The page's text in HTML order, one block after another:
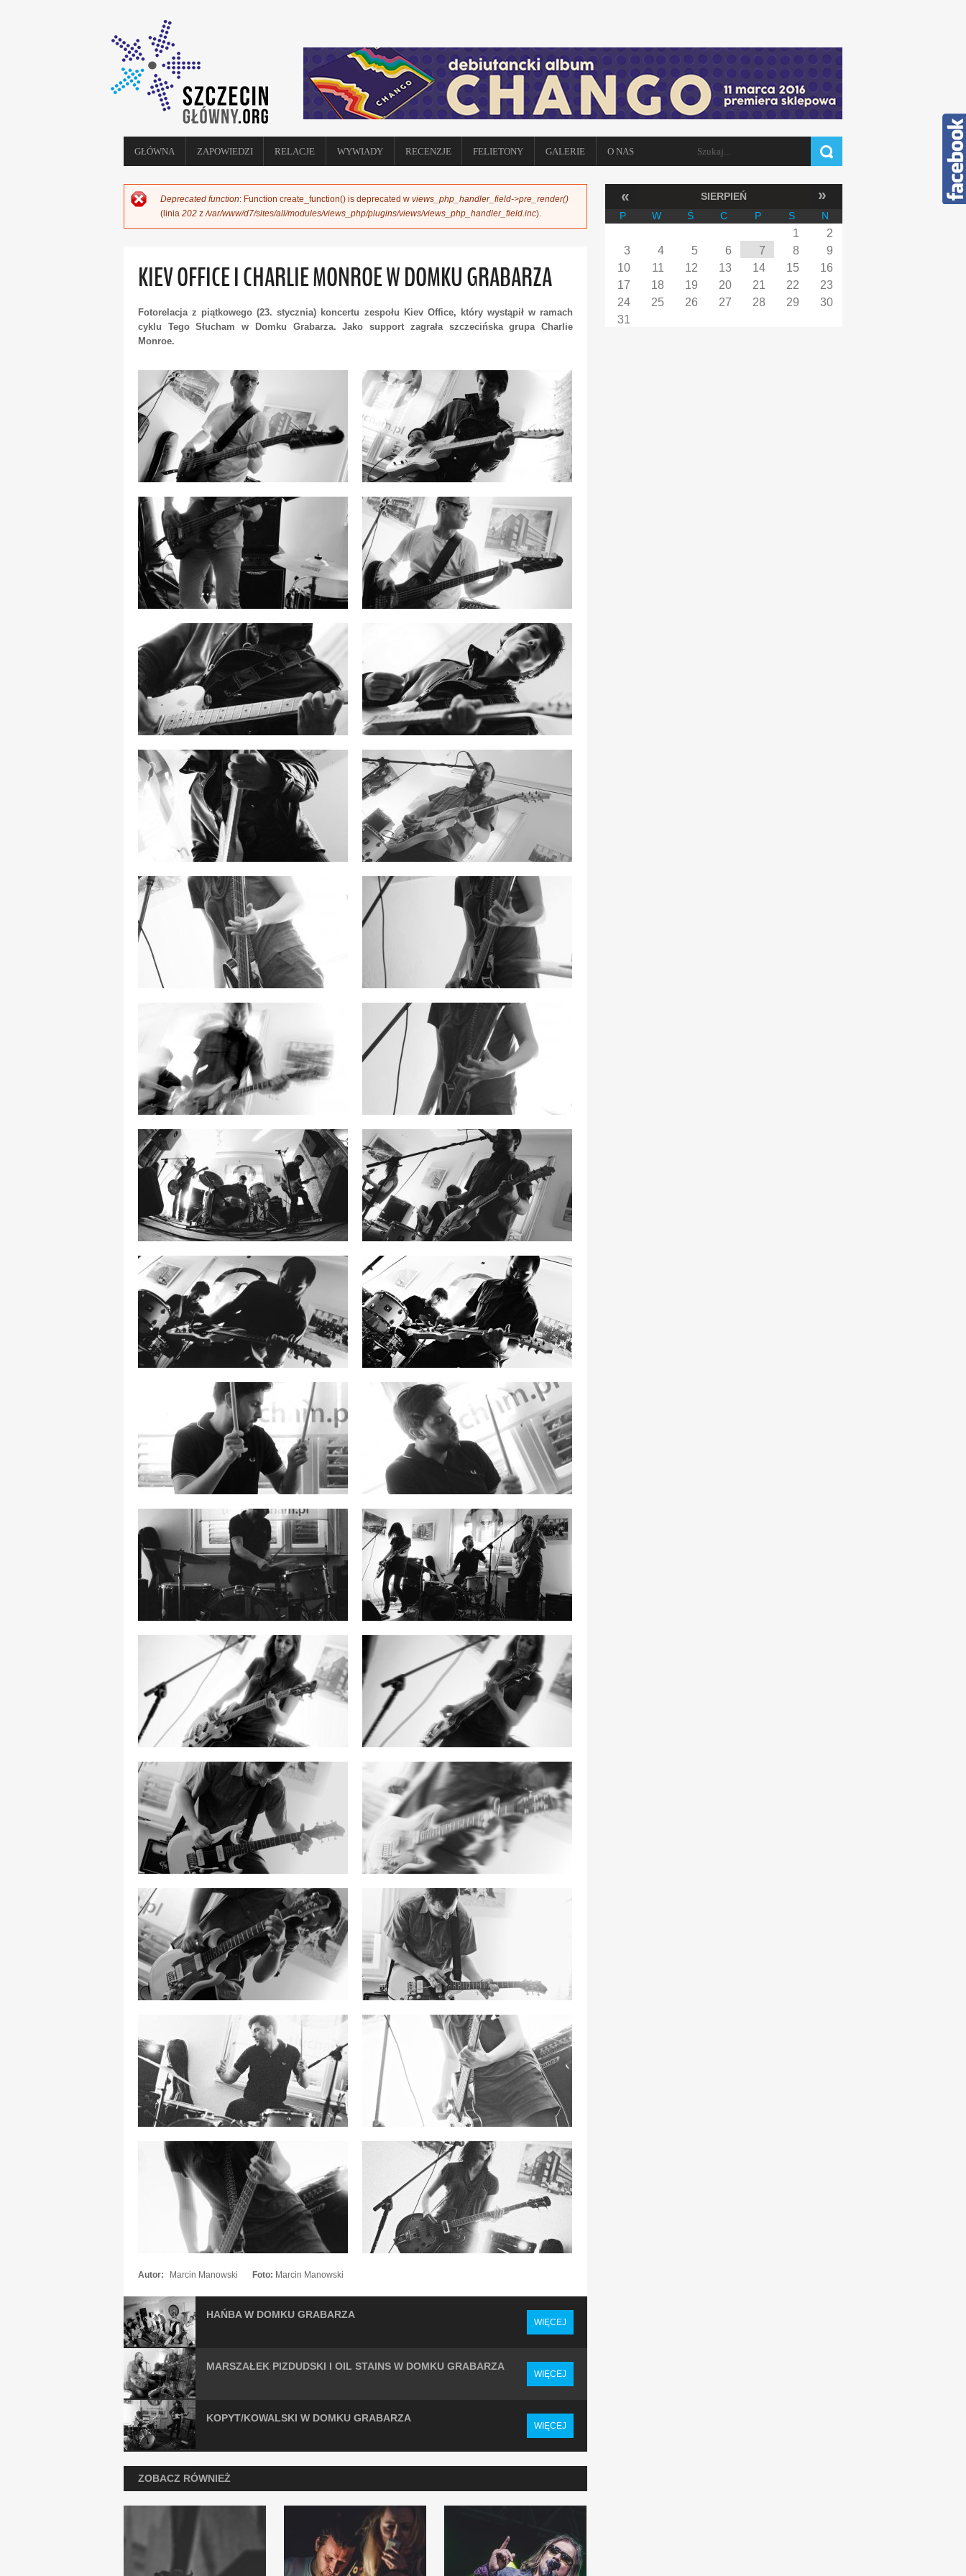
GŁÓWNA ZAPOWIEDZI RELACJE WYWIADY RECENZJE FELIETONY GALERIE O NAS FORMULARZ WYSZUKIWANIA
SIERPIEŃ
« »
P W Ś C P S N
1
2
3
4 5 6 7 8
9
10
11 12 13 14 15
16
17
18 19 20 21 22
23
24
25 26 27 28 29
30
31
KOMUNIKAT O BŁĘDZIE
Deprecated function: Function create_function() is deprecated w views_php_handler_field->pre_render()
(linia 202 z/var/www/d7/sites/all/modules/views_php/plugins/views/views_php_handler_field.inc).
KIEV OFFICE I CHARLIE MONROE W DOMKU GRABARZA
Fotorelacja z piątkowego (23. stycznia) koncertu zespołu Kiev Office, który wystąpił w ramach
cyklu Tego Słucham w Domku Grabarza. Jako support zagrała szczecińska grupa Charlie
Monroe.
Autor: Marcin Manowski Foto: Marcin Manowski
HAŃBA W DOMKU GRABARZA
WIĘCEJ
MARSZAŁEK PIZDUDSKI I OIL STAINS W DOMKU GRABARZA
WIĘCEJ
KOPYT/KOWALSKI W DOMKU GRABARZA
WIĘCEJ
ZOBACZ RÓWNIEŻ